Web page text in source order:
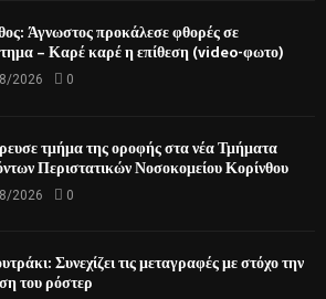
Άγνωστος προκάλεσε φθορές σε
– Καρέ καρέ η επίθεση (video-φωτο)
2026 0
τμήμα της οροφής στα νέα Τμήματα
Περιστατικών Νοσοκομείου Κορίνθου
2026 0
Συνεχίζει τις μεταγραφές με στόχο την
του ρόστερ